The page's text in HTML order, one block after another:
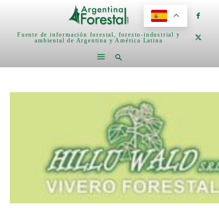
Fuente de información forestal, foresto-industrial y
ambiental de Argentina y América Latina